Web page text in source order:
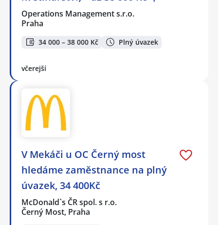
Operations Management s.r.o.
Praha
34 000 – 38 000 Kč Plný úvazek
včerejší
V Mekáči u OC Černý most
hledáme zaměstnance na plný
úvazek, 34 400Kč
McDonald`s ČR spol. s r.o.
Černý Most, Praha